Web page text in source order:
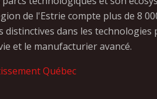
de l'Estrie compte plus de 8
distinctives dans les technologies
et le manufacturier avancé.
Québec